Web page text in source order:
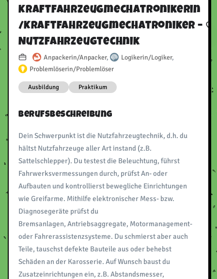
Kraftfahrzeugmechatronikerin
/​Kraftfahrzeugmechatroniker –
Nutzfahrzeugtechnik
Anpackerin/Anpacker, Logikerin/Logiker,
Problemlöserin/Problemlöser
Ausbildung Praktikum
Berufsbeschreibung
Dein Schwerpunkt ist die Nutzfahrzeugtechnik, d.h. du
hältst Nutzfahrzeuge aller Art instand (z.B.
Sattelschlepper). Du testest die Beleuchtung, führst
Fahrwerksvermessungen durch, prüfst An- oder
Aufbauten und kontrollierst bewegliche Einrichtungen
wie Greifarme. Mithilfe elektronischer Mess- bzw.
Diagnosegeräte prüfst du
Bremsanlagen, Antriebsaggregate, Motormanagement-
oder Fahrerassistenzsysteme. Du schmierst aber auch
Teile, tauschst defekte Bauteile aus oder behebst
Schäden an der Karosserie. Auf Wunsch baust du
Zusatzeinrichtungen ein, z.B. Abstandsmesser,